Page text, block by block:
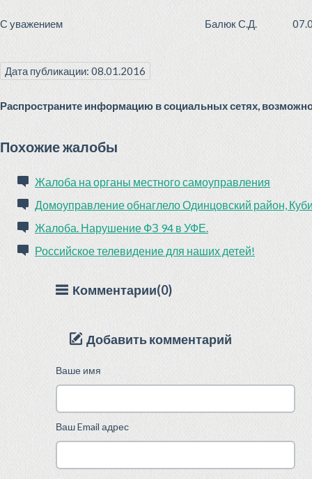
С уважением Балюк С.Д.
Дата публикации: 08.01.2016
Распространите информацию в социальных сетях,
Похожие жалобы
Жалоба на органы местного самоуправления
Домоуправление обнаглело Одинцовский район,
Жалоба. Нарушение ФЗ 94 в УФЕ.
Российское телевидение для наших детей!
Комментарии(0)
Добавить комментарий
Ваше имя
Ваш Email адрес